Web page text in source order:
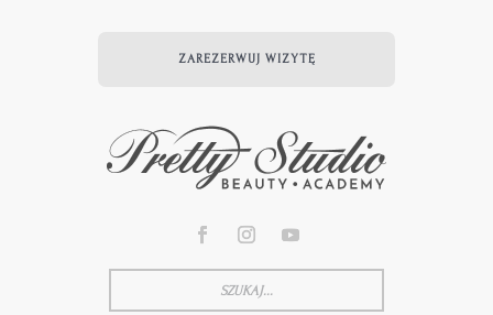
ZAREZERWUJ WIZYTĘ